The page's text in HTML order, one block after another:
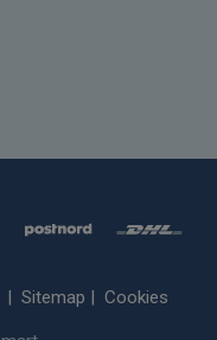
| Sitemap | Cookies